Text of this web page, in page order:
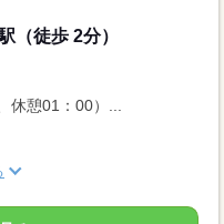
（徒歩 2分）
休憩01：00）...